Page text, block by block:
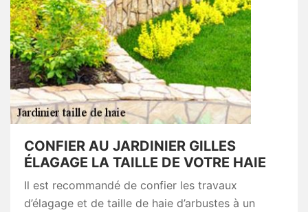
CONFIER AU JARDINIER GILLES
ÉLAGAGE LA TAILLE DE VOTRE HAIE
Il est recommandé de confier les travaux
d’élagage et de taille de haie d’arbustes à un